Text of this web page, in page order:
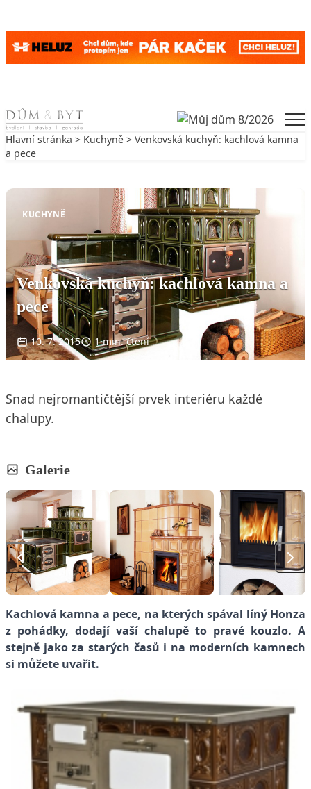
Skip to content
Hlavní stránka > Kuchyně > Venkovská kuchyň: kachlová kamna
a pece
KUCHYNĚ
Venkovská kuchyň: kachlová kamna a
pece
10. 7. 2015 1 min. čtení
Snad nejromantičtější prvek interiéru každé
chalupy.
Galerie
Kachlová kamna a pece, na kterých spával líný Honza
z pohádky, dodají vaší chalupě to pravé kouzlo. A
stejně jako za starých časů i na moderních kamnech
si můžete uvařit.